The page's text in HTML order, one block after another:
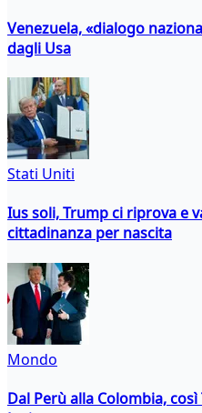
Venezuela, «dialogo
dagli Usa
Stati Uniti
Ius soli, Trump ci riprova e
cittadinanza per nascita
Mondo
Dal Perù alla Colombia,